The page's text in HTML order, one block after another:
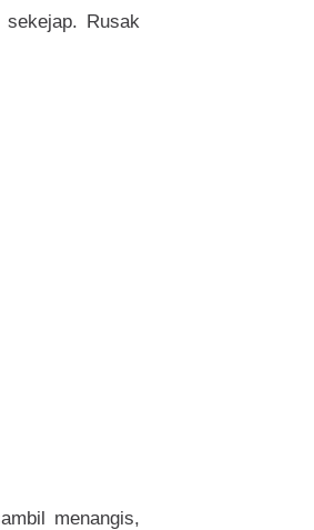
Rusak
menangis,